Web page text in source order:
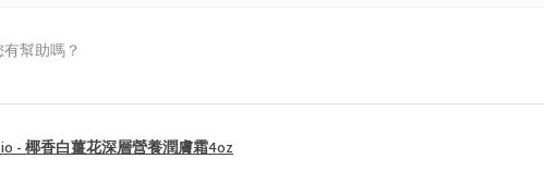
幫助嗎？
- 椰香白薑花深層營養潤膚霜4oz